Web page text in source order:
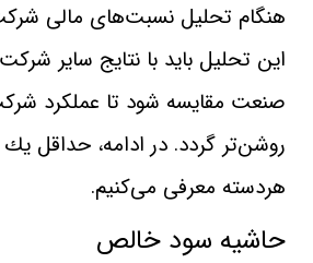
هنگام تحليل نسبت‌های مالی
اين تحليل بايد با نتايج ساير
صنعت مقايسه‌ شود تا عملكرد
روشن‌تر گردد. در ادامه، حداقل
هردسته معرفی می‌كنيم.
حاشيه‌ سود‌ خالص